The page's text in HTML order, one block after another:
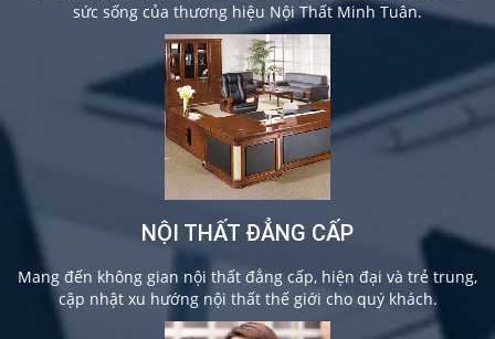
sức sống của thương hiệu Nội Thất Minh Tuân.
NỘI THẤT ĐẲNG CẤP
Mang đến không gian nội thất đẳng cấp, hiện đại và trẻ trung,
cập nhật xu hướng nội thất thế giới cho quý khách.